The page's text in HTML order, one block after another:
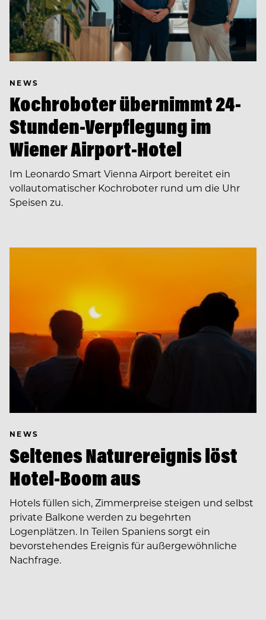
NEWS
Kochroboter übernimmt 24-
Stunden-Verpflegung im
Wiener Airport-Hotel
Im Leonardo Smart Vienna Airport bereitet ein
vollautomatischer Kochroboter rund um die Uhr
Speisen zu.
NEWS
Seltenes Naturereignis löst
Hotel-Boom aus
Hotels füllen sich, Zimmerpreise steigen und selbst
private Balkone werden zu begehrten
Logenplätzen. In Teilen Spaniens sorgt ein
bevorstehendes Ereignis für außergewöhnliche
Nachfrage.